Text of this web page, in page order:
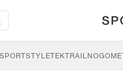
SPORTSTYLETEKTRAIL